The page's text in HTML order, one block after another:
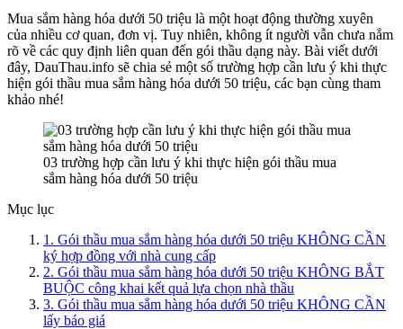
Mua sắm hàng hóa dưới 50 triệu là một hoạt động thường xuyên
của nhiều cơ quan, đơn vị. Tuy nhiên, không ít người vẫn chưa nắm
rõ về các quy định liên quan đến gói thầu dạng này. Bài viết dưới
đây, DauThau.info sẽ chia sẻ một số trường hợp cần lưu ý khi thực
hiện gói thầu mua sắm hàng hóa dưới 50 triệu, các bạn cùng tham
khảo nhé!
03 trường hợp cần lưu ý khi thực hiện gói thầu mua
sắm hàng hóa dưới 50 triệu
Mục lục
1. Gói thầu mua sắm hàng hóa dưới 50 triệu KHÔNG CẦN
ký hợp đồng với nhà cung cấp
2. Gói thầu mua sắm hàng hóa dưới 50 triệu KHÔNG BẮT
BUỘC công khai kết quả lựa chọn nhà thầu
3. Gói thầu mua sắm hàng hóa dưới 50 triệu KHÔNG CẦN
lấy báo giá